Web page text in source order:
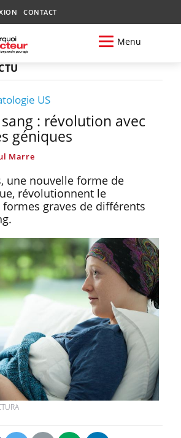
CONTACT
Menu
US
: révolution avec
géniques
Marre
une nouvelle forme de
révolutionnent le
graves de différents